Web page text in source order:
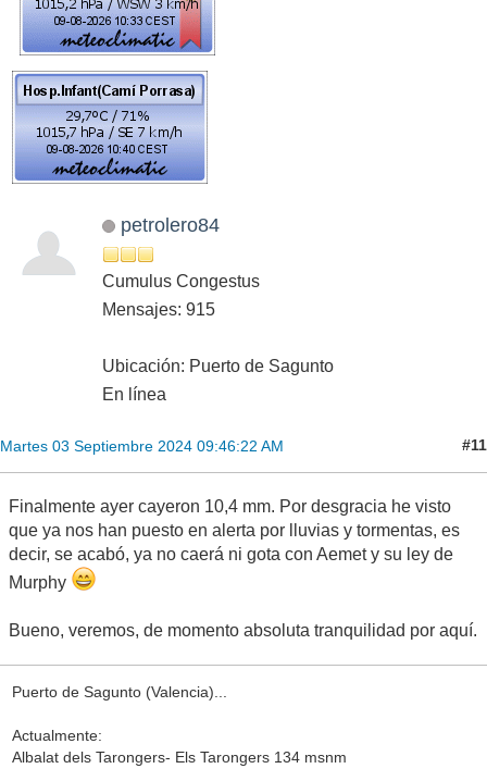
petrolero84
Cumulus Congestus
Mensajes: 915
Ubicación: Puerto de Sagunto
En línea
Martes 03 Septiembre 2024 09:46:22 AM #11
Finalmente ayer cayeron 10,4 mm. Por desgracia he visto
que ya nos han puesto en alerta por lluvias y tormentas, es
decir, se acabó, ya no caerá ni gota con Aemet y su ley de
Murphy
Bueno, veremos, de momento absoluta tranquilidad por aquí.
Puerto de Sagunto (Valencia)...
Actualmente:
Albalat dels Tarongers- Els Tarongers 134 msnm